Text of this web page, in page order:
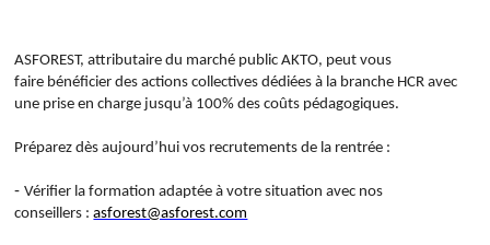
ASFOREST, attributaire du marché public AKTO, peut vous
faire bénéficier des actions collectives dédiées à la branche HCR avec
une prise en charge jusqu’à 100% des coûts pédagogiques.
Préparez dès aujourd’hui vos recrutements de la rentrée :
- Vérifier la formation adaptée à votre situation avec nos
conseillers : asforest@asforest.com